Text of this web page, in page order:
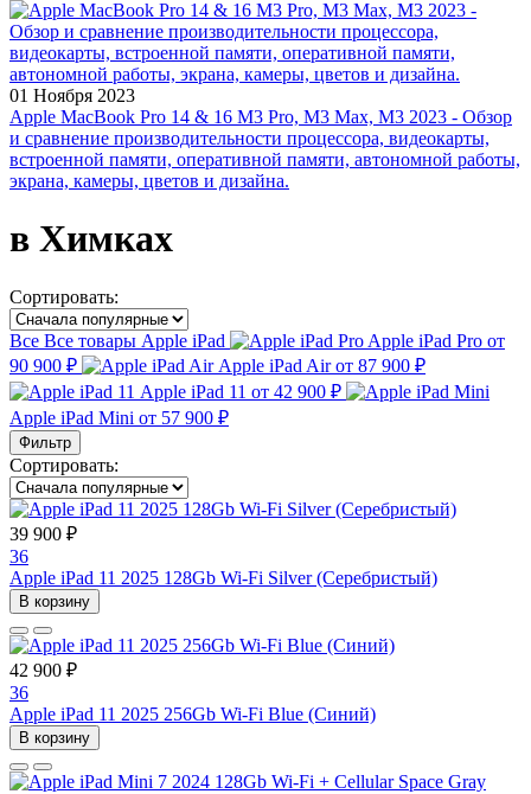
01 Ноября 2023
Apple MacBook Pro 14 & 16 M3 Pro, M3 Max, M3 2023 - Обзор
и сравнение производительности процессора, видеокарты,
встроенной памяти, оперативной памяти, автономной работы,
экрана, камеры, цветов и дизайна.
в Химках
Сортировать:
Все Все товары Apple iPad Apple iPad Pro от
90 900 ₽
Apple iPad Air от 87 900 ₽
Apple iPad 11 от 42 900 ₽
Apple iPad Mini от 57 900 ₽
Фильтр
Сортировать:
39 900 ₽
36
Apple iPad 11 2025 128Gb Wi-Fi Silver (Серебристый)
В корзину
42 900 ₽
36
Apple iPad 11 2025 256Gb Wi-Fi Blue (Синий)
В корзину